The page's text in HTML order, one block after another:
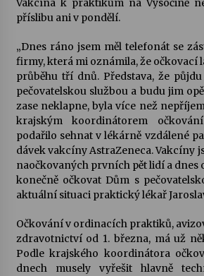
13. 7. 2026
Varhanní recitál Michala
Želiv
3. 7. 2026
Petr Adamec – Malovaný
30. 6. 2026
Vakcína k praktikům na Vysočině
příslibu ani v pondělí.
„Dnes ráno jsem měl telefonát se
firmy, která mi oznámila, že očkovací
průběhu tří dnů. Představa, že
pečovatelskou službou a budu jim
zase neklapne, byla více než
krajským koordinátorem
podařilo sehnat v lékárně vzdálené
dávek vakcíny AstraZeneca. Vakcíny
naočkovaných prvních pět lidí a dnes
konečně očkovat Dům s
aktuální situaci praktický lékař
Očkování v ordinacích praktiků,
zdravotnictví od 1. března, má už
Podle krajského koordinátora
dnech musely vyřešit hlavně